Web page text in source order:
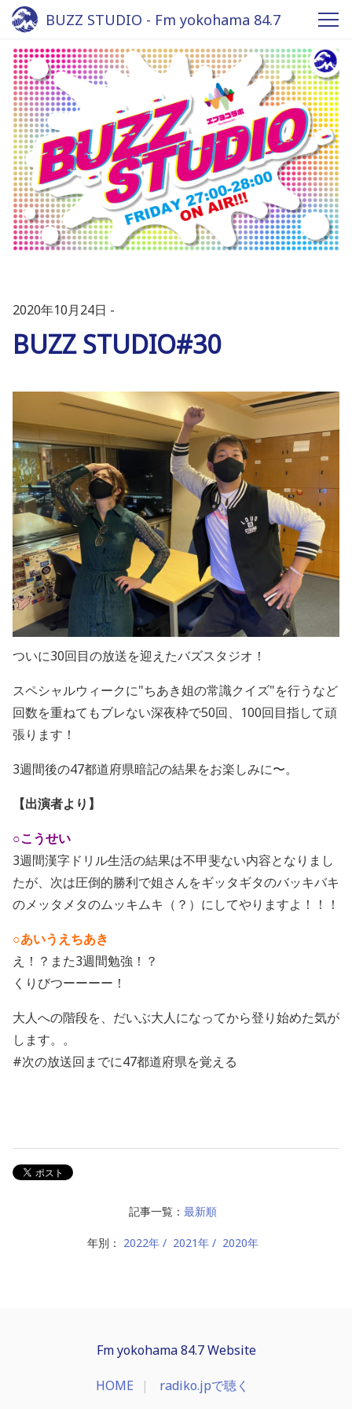
BUZZ STUDIO - Fm yokohama 84.7
2020年10月24日
BUZZ STUDIO#30
ついに30回目の放送を迎えたバズスタジオ！
スペシャルウィークに"ちあき姐の常識クイズ"を行うなど
回数を重ねてもブレない深夜枠で50回、100回目指して頑
張ります！
3週間後の47都道府県暗記の結果をお楽しみに〜。
【出演者より】
○こうせい
3週間漢字ドリル生活の結果は不甲斐ない内容となりまし
たが、次は圧倒的勝利で姐さんをギッタギタのバッキバキ
のメッタメタのムッキムキ（？）にしてやりますよ！！！
○あいうえちあき
え！？また3週間勉強！？
くりびつーーーー！
大人への階段を、だいぶ大人になってから登り始めた気が
します。。
#次の放送回までに47都道府県を覚える
記事一覧： 最新順
年別： 2022年 2021年 2020年
Fm yokohama 84.7 Website
HOME radiko.jpで聴く